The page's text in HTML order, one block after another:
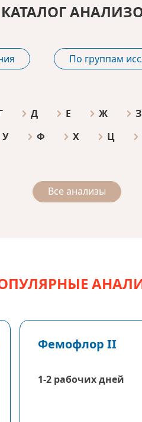
КАТАЛОГ
По группам
Д Е Ж З
У Ф Х Ц
Все анализы
Фемофлор II
1-2 рабочих дней